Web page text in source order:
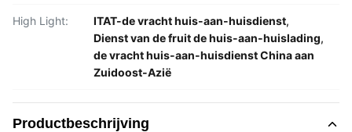
High Light: ITAT-de vracht huis-aan-huisdienst,
Dienst van de fruit de huis-aan-huislading,
de vracht huis-aan-huisdienst China aan
Zuidoost-Azië
Productbeschrijving